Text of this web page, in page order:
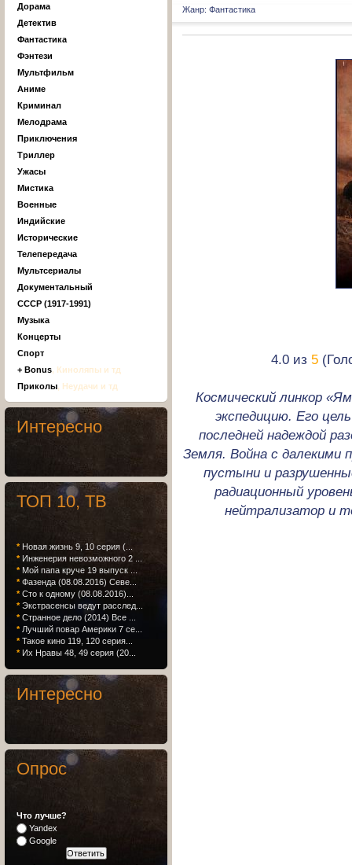
Жанр: Фантастика
4.0 из 5
Космический линкор
экспедицию. Его
последней надеждой
Земля. Война с далекими
пустыни и
радиационный
нейтрализатор и
Дорама
Детектив
Фантастика
Фэнтези
Мультфильм
Аниме
Криминал
Мелодрама
Приключения
Триллер
Ужасы
Мистика
Военные
Индийские
Исторические
Телепередача
Мультсериалы
Документальный
СССР (1917-1991)
Музыка
Концерты
Спорт
+ Bonus, Киноляпы и тд
Приколы, Неудачи и тд
Интересно
ТОП 10, ТВ
* Новая жизнь 9, 10 серия (...
* Инженерия невозможного 2 ...
* Мой папа круче 19 выпуск ...
* Фазенда (08.08.2016) Севе...
* Сто к одному (08.08.2016)...
* Экстрасенсы ведут расслед...
* Странное дело (2014) Все ...
* Лучший повар Америки 7 се...
* Такое кино 119, 120 серия...
* Их Нравы 48, 49 серия (20...
Интересно
Опрос
Что лучше?
Yandex
Google